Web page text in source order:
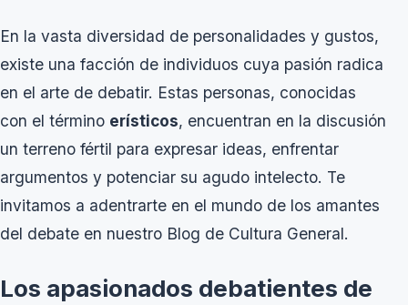
En la vasta diversidad de personalidades y gustos,
existe una facción de individuos cuya pasión radica
en el arte de debatir. Estas personas, conocidas
con el término erísticos, encuentran en la discusión
un terreno fértil para expresar ideas, enfrentar
argumentos y potenciar su agudo intelecto. Te
invitamos a adentrarte en el mundo de los amantes
del debate en nuestro Blog de Cultura General.
Los apasionados debatientes de